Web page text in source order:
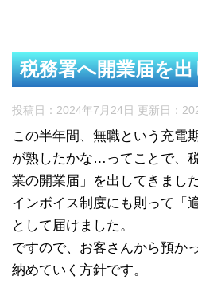
税務署へ開業届を
投稿日：2024年7月24日 更新日：
この半年間、無職という充電
が熟したかな…ってことで、
業の開業届」を出してきました
インボイス制度にも則って「
として届けました。
ですので、お客さんから預か
納めていく方針です。